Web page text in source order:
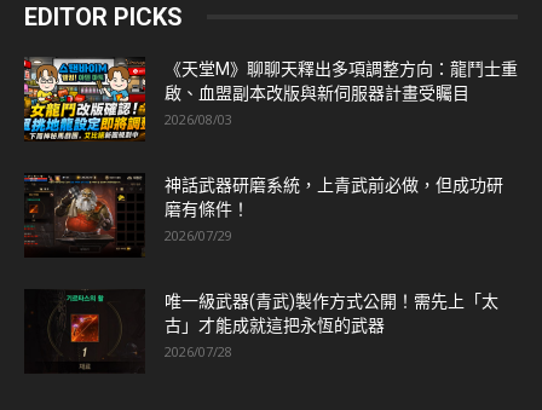
EDITOR PICKS
《天堂M》聊聊天釋出多項調整方向：龍鬥士重
啟、血盟副本改版與新伺服器計畫受矚目
2026/08/03
神話武器研磨系統，上青武前必做，但成功研
磨有條件！
2026/07/29
唯一級武器(青武)製作方式公開！需先上「太
古」才能成就這把永恆的武器
2026/07/28